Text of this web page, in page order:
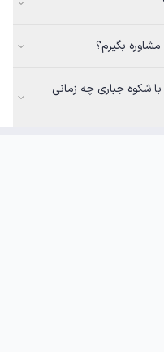
اولین نوبت خالی برای رزرو مشاوره تلفنی با شکوه جباری چه زمانی